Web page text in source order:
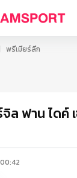
พรีเมียร์ลีก
ล ฟาน ไดค์
00:42